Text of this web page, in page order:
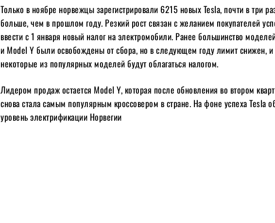
Только в ноябре норвежцы зарегистрировали 6215 новых Tesla, почти в три
больше, чем в прошлом году. Резкий рост связан с желанием покупателей
ввести с 1 января новый налог на электромобили. Ранее большинство
и Model Y были освобождены от сбора, но в следующем году лимит снижен, и
некоторые из популярных моделей будут облагаться налогом.
Лидером продаж остается Model Y, которая после обновления во втором
снова стала самым популярным кроссовером в стране. На фоне успеха Tesla
уровень электрификации Норвегии